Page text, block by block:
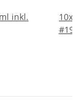
10x
#190